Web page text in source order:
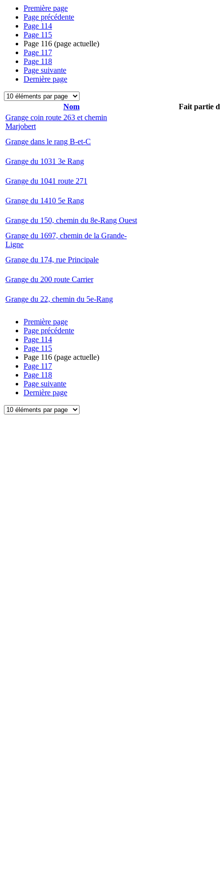
Première page
Page précédente
Page 114
Page 115
Page 116 (page actuelle)
Page 117
Page 118
Page suivante
Dernière page
Nom
Fait partie
Grange coin route 263 et chemin
Marjobert
Grange dans le rang B-et-C
Grange du 1031 3e Rang
Grange du 1041 route 271
Grange du 1410 5e Rang
Grange du 150, chemin du 8e-Rang Ouest
Grange du 1697, chemin de la Grande-
Ligne
Grange du 174, rue Principale
Grange du 200 route Carrier
Grange du 22, chemin du 5e-Rang
Première page
Page précédente
Page 114
Page 115
Page 116 (page actuelle)
Page 117
Page 118
Page suivante
Dernière page